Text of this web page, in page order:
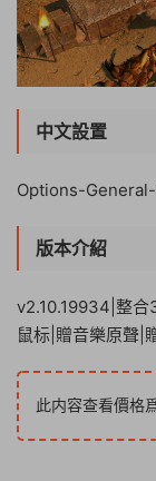
中文設置
Options-
版本介紹
v2.10.19934|整合
鼠标|贈音樂原聲|
此内容查看價格